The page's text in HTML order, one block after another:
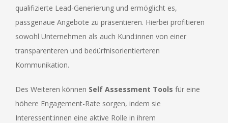
qualifizierte Lead-Generierung und ermöglicht es,
passgenaue Angebote zu präsentieren. Hierbei profitieren
sowohl Unternehmen als auch Kund:innen von einer
transparenteren und bedürfnisorientierteren
Kommunikation.
Des Weiteren können Self Assessment Tools für eine
höhere Engagement-Rate sorgen, indem sie
Interessent:innen eine aktive Rolle in ihrem